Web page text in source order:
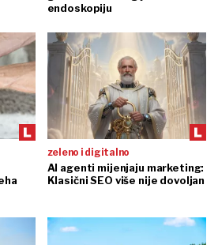
endoskopiju
zeleno i digitalno
AI agenti mijenjaju marketing:
Klasični SEO više nije dovoljan